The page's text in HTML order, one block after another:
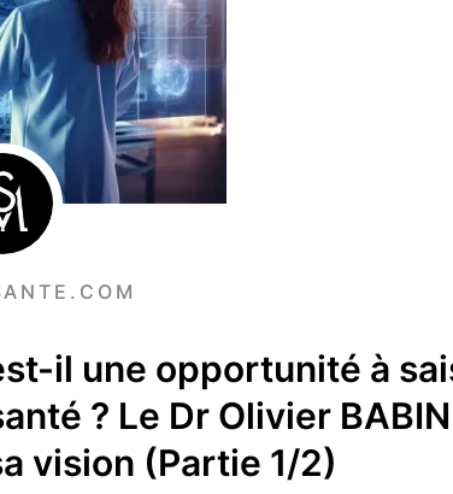
il une opportunité à
? Le Dr Olivier
vision (Partie 1/2)